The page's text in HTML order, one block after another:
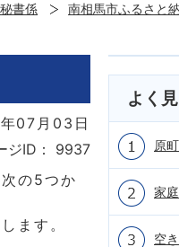
秘書係
南相馬市ふるさと
07月03日
ジID：
9937
の5つか
ます。
よく
原
家
空